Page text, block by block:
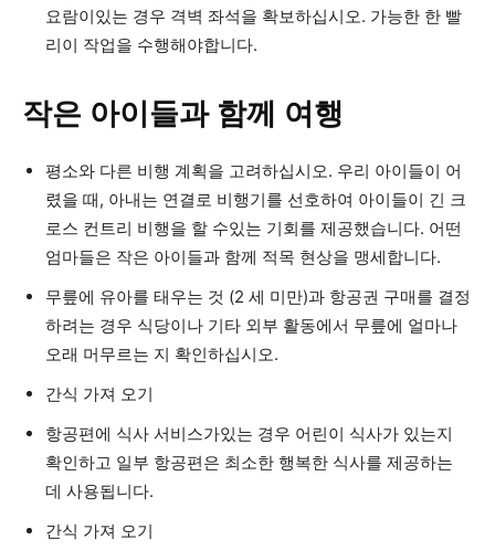
요람이있는 경우 격벽 좌석을 확보하십시오. 가능한 한 빨
리이 작업을 수행해야합니다.
작은 아이들과 함께 여행
평소와 다른 비행 계획을 고려하십시오. 우리 아이들이 어
렸을 때, 아내는 연결로 비행기를 선호하여 아이들이 긴 크
로스 컨트리 비행을 할 수있는 기회를 제공했습니다. 어떤
엄마들은 작은 아이들과 함께 적목 현상을 맹세합니다.
무릎에 유아를 태우는 것 (2 세 미만)과 항공권 구매를 결정
하려는 경우 식당이나 기타 외부 활동에서 무릎에 얼마나
오래 머무르는 지 확인하십시오.
간식 가져 오기
항공편에 식사 서비스가있는 경우 어린이 식사가 있는지
확인하고 일부 항공편은 최소한 행복한 식사를 제공하는
데 사용됩니다.
간식 가져 오기